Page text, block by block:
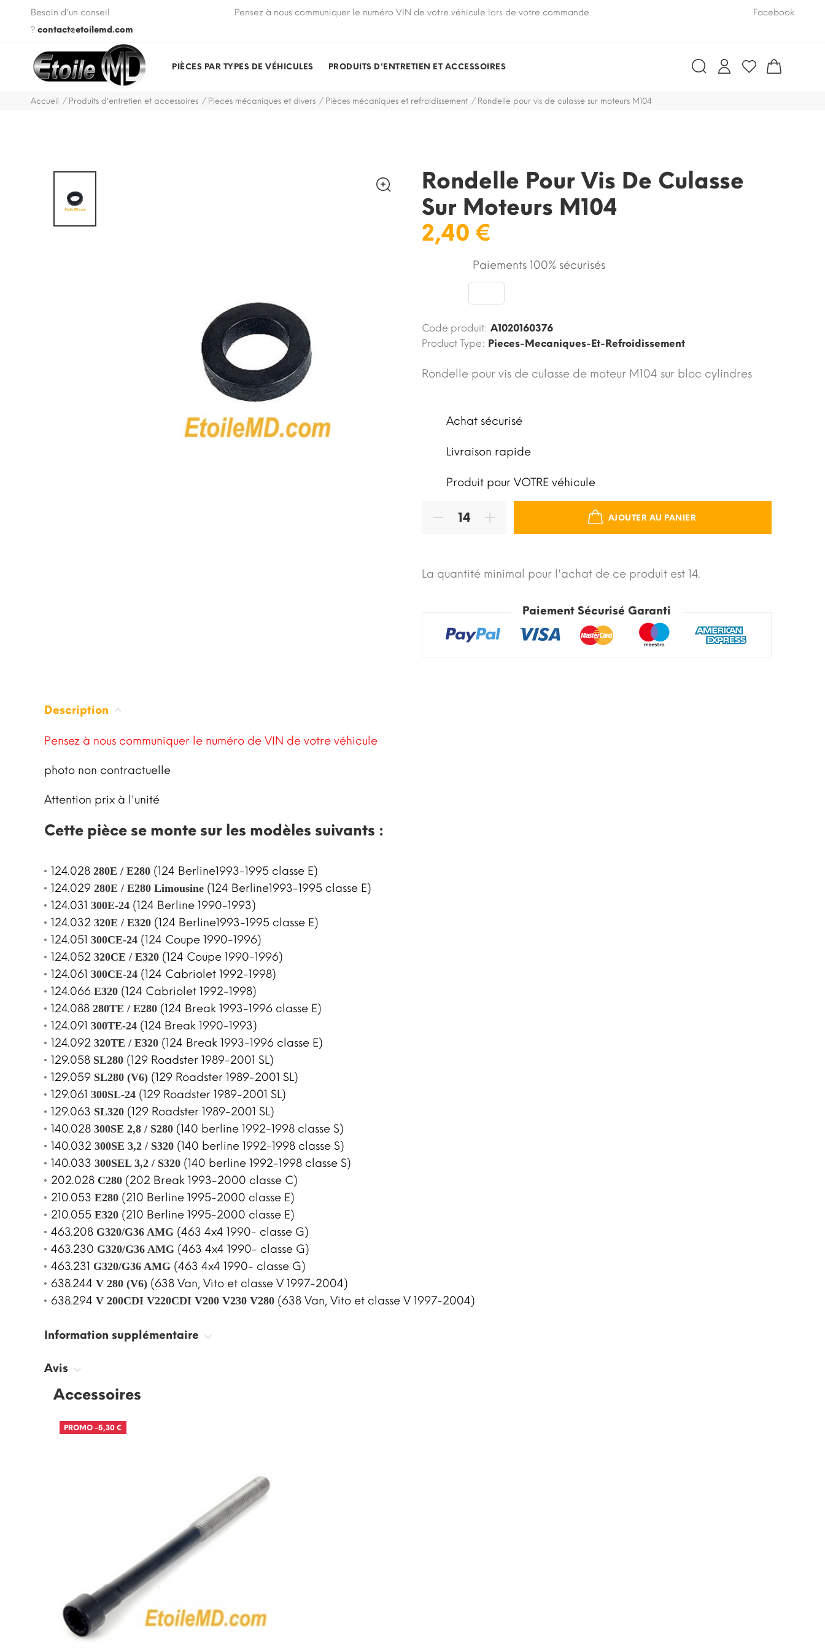
Besoin d'un conseil
? contact@etoilemd.com
VIN de votre véhicule lors de votre commande. Pensez à nous communiquer le numéro VIN de votre véhicule lors de votre commande. Pensez à nous communiquer le numéro VIN
Facebook
PIÈCES PAR TYPES DE VÉHICULES PRODUITS D'ENTRETIEN ET ACCESSOIRES
Accueil Produits d'entretien et accessoires Pieces mécaniques et divers Pièces mécaniques et refroidissement Rondelle pour vis de culasse sur moteurs M104
Rondelle Pour Vis De Culasse
Sur Moteurs M104
2,40 €
Paiements 100% sécurisés
Code produit: A1020160376
Product Type: Pieces-Mecaniques-Et-Refroidissement
Rondelle pour vis de culasse de moteur M104 sur bloc cylindres
Achat sécurisé
Livraison rapide
Produit pour VOTRE véhicule
AJOUTER AU PANIER
La quantité minimal pour l'achat de ce produit est 14.
Paiement Sécurisé Garanti
Description
Pensez à nous communiquer le numéro de VIN de votre véhicule
photo non contractuelle
Attention prix à l'unité
Cette pièce se monte sur les modèles suivants :
124.028 280E / E280 (124 Berline1993-1995 classe E)
124.029 280E / E280 Limousine (124 Berline1993-1995 classe E)
124.031 300E-24 (124 Berline 1990-1993)
124.032 320E / E320 (124 Berline1993-1995 classe E)
124.051 300CE-24 (124 Coupe 1990-1996)
124.052 320CE / E320 (124 Coupe 1990-1996)
124.061 300CE-24 (124 Cabriolet 1992-1998)
124.066 E320 (124 Cabriolet 1992-1998)
124.088 280TE / E280 (124 Break 1993-1996 classe E)
124.091 300TE-24 (124 Break 1990-1993)
124.092 320TE / E320 (124 Break 1993-1996 classe E)
129.058 SL280 (129 Roadster 1989-2001 SL)
129.059 SL280 (V6) (129 Roadster 1989-2001 SL)
129.061 300SL-24 (129 Roadster 1989-2001 SL)
129.063 SL320 (129 Roadster 1989-2001 SL)
140.028 300SE 2,8 / S280 (140 berline 1992-1998 classe S)
140.032 300SE 3,2 / S320 (140 berline 1992-1998 classe S)
140.033 300SEL 3,2 / S320 (140 berline 1992-1998 classe S)
202.028 C280 (202 Break 1993-2000 classe C)
210.053 E280 (210 Berline 1995-2000 classe E)
210.055 E320 (210 Berline 1995-2000 classe E)
463.208 G320/G36 AMG (463 4x4 1990- classe G)
463.230 G320/G36 AMG (463 4x4 1990- classe G)
463.231 G320/G36 AMG (463 4x4 1990- classe G)
638.244 V 280 (V6) (638 Van, Vito et classe V 1997-2004)
638.294 V 200CDI V220CDI V200 V230 V280 (638 Van, Vito et classe V 1997-2004)
Information supplémentaire
Avis
Accessoires
PROMO -5,30 €